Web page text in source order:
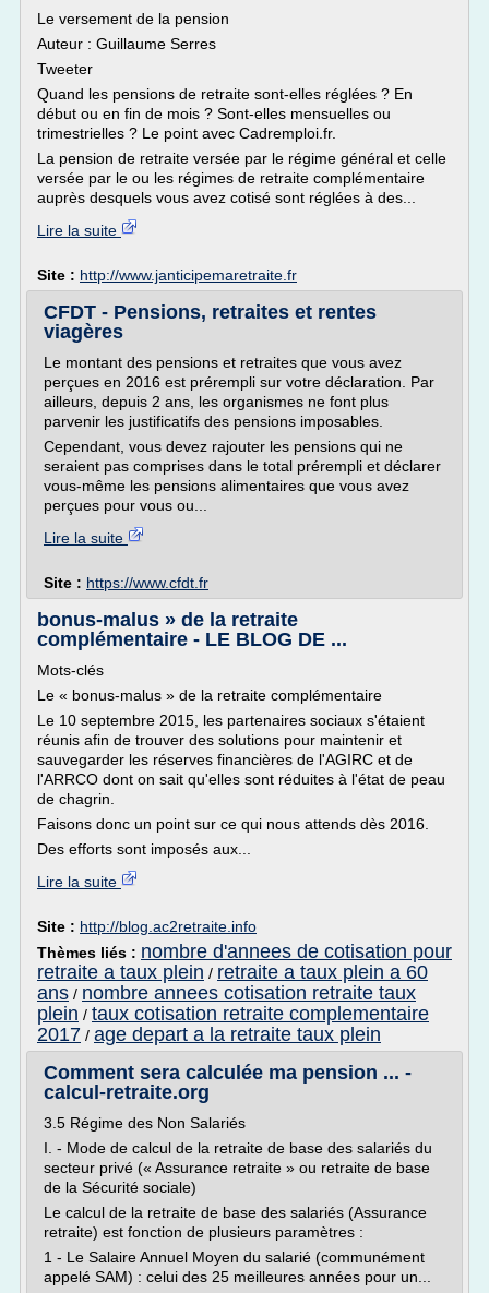
Le versement de la pension
Auteur : Guillaume Serres
Tweeter
Quand les pensions de retraite sont-elles réglées ? En
début ou en fin de mois ? Sont-elles mensuelles ou
trimestrielles ? Le point avec Cadremploi.fr.
La pension de retraite versée par le régime général et celle
versée par le ou les régimes de retraite complémentaire
auprès desquels vous avez cotisé sont réglées à des...
Lire la suite
Site : http://www.janticipemaretraite.fr
CFDT - Pensions, retraites et rentes
viagères
Le montant des pensions et retraites que vous avez
perçues en 2016 est prérempli sur votre déclaration. Par
ailleurs, depuis 2 ans, les organismes ne font plus
parvenir les justificatifs des pensions imposables.
Cependant, vous devez rajouter les pensions qui ne
seraient pas comprises dans le total prérempli et déclarer
vous-même les pensions alimentaires que vous avez
perçues pour vous ou...
Lire la suite
Site : https://www.cfdt.fr
bonus-malus » de la retraite
complémentaire - LE BLOG DE ...
Mots-clés
Le « bonus-malus » de la retraite complémentaire
Le 10 septembre 2015, les partenaires sociaux s'étaient
réunis afin de trouver des solutions pour maintenir et
sauvegarder les réserves financières de l'AGIRC et de
l'ARRCO dont on sait qu'elles sont réduites à l'état de peau
de chagrin.
Faisons donc un point sur ce qui nous attends dès 2016.
Des efforts sont imposés aux...
Lire la suite
Site : http://blog.ac2retraite.info
Thèmes liés : nombre d'annees de cotisation pour
retraite a taux plein / retraite a taux plein a 60
ans / nombre annees cotisation retraite taux
plein / taux cotisation retraite complementaire
2017 / age depart a la retraite taux plein
Comment sera calculée ma pension ... -
calcul-retraite.org
3.5 Régime des Non Salariés
I. - Mode de calcul de la retraite de base des salariés du
secteur privé (« Assurance retraite » ou retraite de base
de la Sécurité sociale)
Le calcul de la retraite de base des salariés (Assurance
retraite) est fonction de plusieurs paramètres :
1 - Le Salaire Annuel Moyen du salarié (communément
appelé SAM) : celui des 25 meilleures années pour un...